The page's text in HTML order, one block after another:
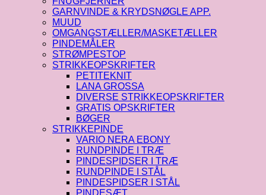
GARNVINDE & KRYDSNØGLE APP.
MUUD
OMGANGSTÆLLER/MASKETÆLLER
PINDEMÅLER
STRØMPESTOP
STRIKKEOPSKRIFTER
PETITEKNIT
LANA GROSSA
DIVERSE STRIKKEOPSKRIFTER
GRATIS OPSKRIFTER
BØGER
STRIKKEPINDE
VARIO NERA EBONY
RUNDPINDE I TRÆ
PINDESPIDSER I TRÆ
RUNDPINDE I STÅL
PINDESPIDSER I STÅL
PINDESÆT